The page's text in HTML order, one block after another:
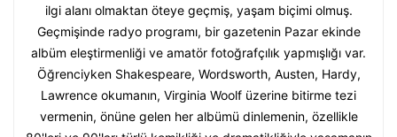
ilgi alanı olmaktan öteye geçmiş, yaşam biçimi olmuş.
Geçmişinde radyo programı, bir gazetenin Pazar ekinde
albüm eleştirmenliği ve amatör fotoğrafçılık yapmışlığı var.
Öğrenciyken Shakespeare, Wordsworth, Austen, Hardy,
Lawrence okumanın, Virginia Woolf üzerine bitirme tezi
vermenin, önüne gelen her albümü dinlemenin, özellikle